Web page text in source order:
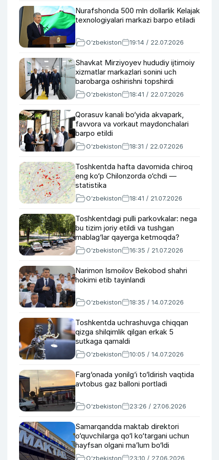
Nurafshonda 500 mln dollarlik Kelajak
texnologiyalari markazi barpo etiladi
O‘zbekiston 19:14 / 22.07.2026
Shavkat Mirziyoyev hududiy ijtimoiy
xizmatlar markazlari sonini uch
barobarga oshirishni topshirdi
O‘zbekiston 18:41 / 22.07.2026
Qorasuv kanali bo‘yida akvapark,
favvora va vorkaut maydonchalari
barpo etildi
O‘zbekiston 18:31 / 22.07.2026
Toshkentda hafta davomida chiroq
eng ko‘p Chilonzorda o‘chdi —
statistika
O‘zbekiston 18:41 / 21.07.2026
Toshkentdagi pulli parkovkalar: nega
bu tizim joriy etildi va tushgan
mablag‘lar qayerga ketmoqda?
O‘zbekiston 16:35 / 21.07.2026
Narimon Ismoilov Bekobod shahri
hokimi etib tayinlandi
O‘zbekiston 18:35 / 14.07.2026
Toshkentda uchrashuvga chiqqan
qizga shilqimlik qilgan erkak 5
sutkaga qamaldi
O‘zbekiston 10:05 / 14.07.2026
Farg‘onada yonilg‘i to‘ldirish vaqtida
avtobus gaz balloni portladi
O‘zbekiston 23:26 / 27.06.2026
Samarqandda maktab direktori
o‘quvchilarga qo‘l ko‘targani uchun
hayfsan olgani ma’lum bo‘ldi
O‘zbekiston 23:10 / 27.06.2026